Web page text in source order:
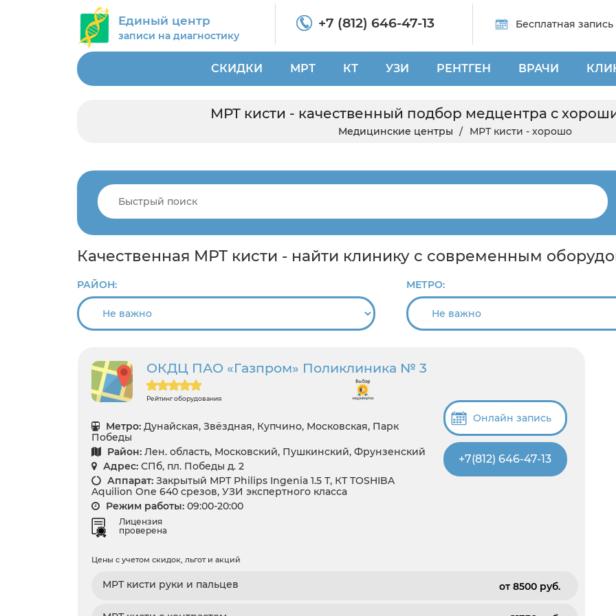
Единый центр
записи на диагностику
+7 (812) 646-47-13 Бесплатная запись
СКИДКИ МРТ КТ УЗИ РЕНТГЕН ВРАЧИ
МРТ кисти - качественный подбор медцентра с
Медицинские центры МРТ кисти - хорошо
Качественная МРТ кисти - найти клинику с современным
РАЙОН: МЕТРО:
ОКДЦ ПАО «Газпром» Поликлиника № 3
Рейтинг оборудования
Метро: Дунайская, Звёздная, Купчино, Московская, Парк
Победы
Район: Лен. область, Московский, Пушкинский, Фрунзенский
Адрес: СПб, пл. Победы д. 2
Аппарат: Закрытый МРТ Philips Ingenia 1.5 Т, КТ TOSHIBA
Aquilion One 640 срезов, УЗИ экспертного класса
Режим работы: 09:00-20:00
Лицензия
проверена
Онлайн запись
+7(812) 646-47-13
Цены с учетом скидок, льгот и акций
МРТ кисти руки и пальцев от 8500 pуб.